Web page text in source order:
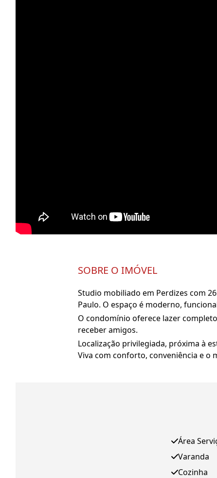
SOBRE O IMÓVEL
Studio mobiliado em Perdizes com
Paulo. O espaço é moderno,
O condomínio oferece lazer
receber amigos.
Localização privilegiada, próxima à
Viva com conforto, conveniência e o
Área
Varanda
Cozinha